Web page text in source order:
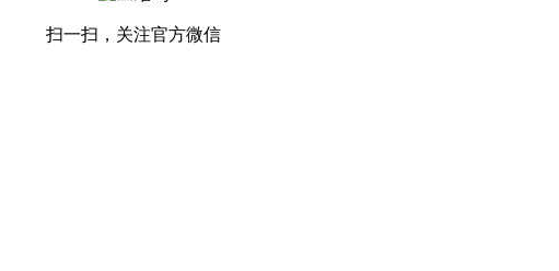
扫一扫，关注官方微信